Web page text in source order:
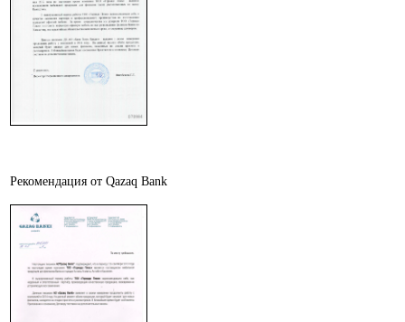
Рекомендация от Qazaq Bank